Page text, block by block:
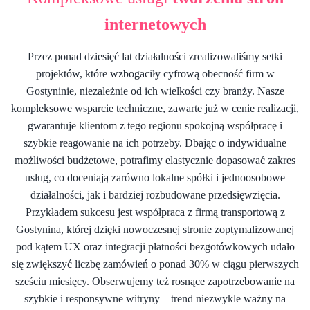
internetowych
Przez ponad dziesięć lat działalności zrealizowaliśmy setki
projektów, które wzbogaciły cyfrową obecność firm w
Gostyninie, niezależnie od ich wielkości czy branży. Nasze
kompleksowe wsparcie techniczne, zawarte już w cenie realizacji,
gwarantuje klientom z tego regionu spokojną współpracę i
szybkie reagowanie na ich potrzeby. Dbając o indywidualne
możliwości budżetowe, potrafimy elastycznie dopasować zakres
usług, co doceniają zarówno lokalne spółki i jednoosobowe
działalności, jak i bardziej rozbudowane przedsięwzięcia.
Przykładem sukcesu jest współpraca z firmą transportową z
Gostynina, której dzięki nowoczesnej stronie zoptymalizowanej
pod kątem UX oraz integracji płatności bezgotówkowych udało
się zwiększyć liczbę zamówień o ponad 30% w ciągu pierwszych
sześciu miesięcy. Obserwujemy też rosnące zapotrzebowanie na
szybkie i responsywne witryny – trend niezwykle ważny na